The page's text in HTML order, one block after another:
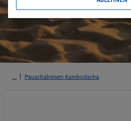
Pauschalreisen Kambodscha